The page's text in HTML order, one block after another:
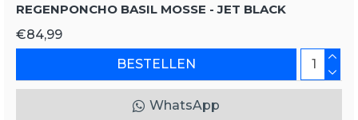
REGENPONCHO BASIL MOSSE - JET BLACK
€84,99
BESTELLEN
WhatsApp